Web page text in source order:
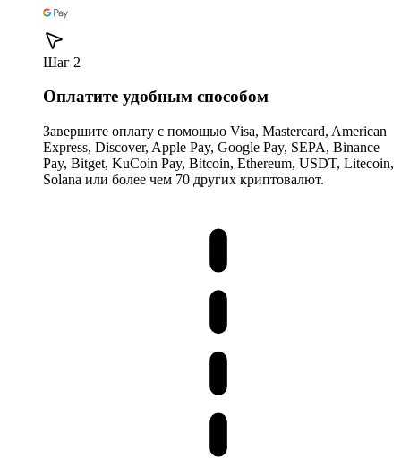
Шаг 2
Оплатите удобным способом
Завершите оплату с помощью Visa, Mastercard, American
Express, Discover, Apple Pay, Google Pay, SEPA, Binance
Pay, Bitget, KuCoin Pay, Bitcoin, Ethereum, USDT, Litecoin,
Solana или более чем 70 других криптовалют.